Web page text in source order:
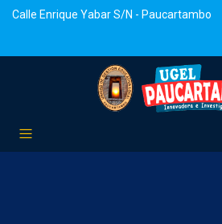
Calle Enrique Yabar S/N - Paucartambo